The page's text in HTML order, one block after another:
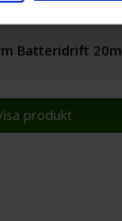
Batteridrift 20m
produkt